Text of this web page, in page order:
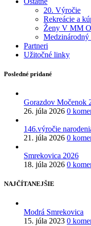
20. Výročie
Rekreácie a
Ženy V MM
Partneri
Užitočné linky
Posledné pridané
Gorazdov Močenok
26. júla 2026 0
146.výročie
21. júla 2026 0
Smrekovica 2026
18. júla 2026 0
NAJČÍTANEJŠIE
Modrá Smrekovica
15. júla 2023 0